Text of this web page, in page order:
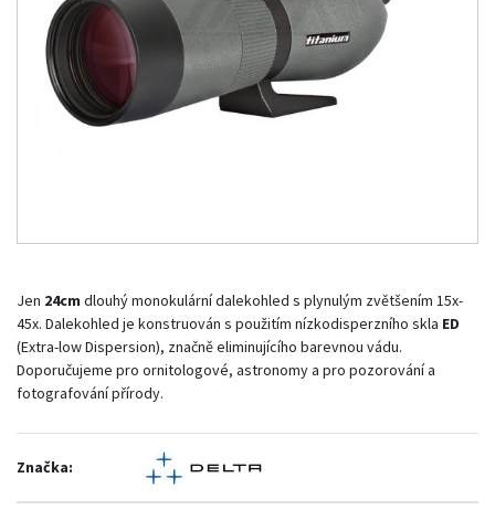
Jen 24cm dlouhý monokulární dalekohled s plynulým zvětšením 15x-
45x. Dalekohled je konstruován s použitím nízkodisperzního skla ED
(Extra-low Dispersion), značně eliminujícího barevnou vádu.
Doporučujeme pro ornitologové, astronomy a pro pozorování a
fotografování přírody.
Značka: